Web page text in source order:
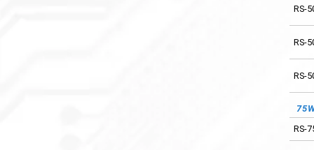
RS-
RS-
RS-
RS-